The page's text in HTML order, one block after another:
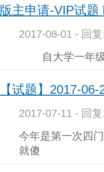
版主申请-VIP试题
2017-08-01 - 回
自大学一年级
【试题】2017-
2017-07-11 - 回
今年是第一次四
就傻